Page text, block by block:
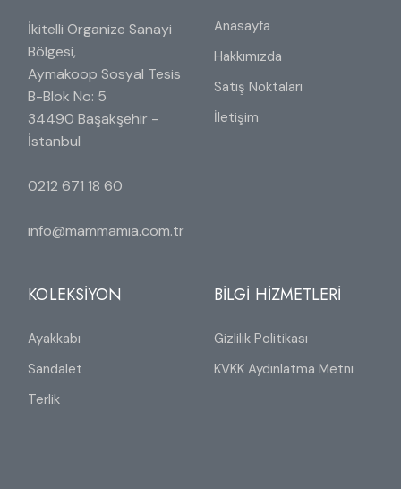
İkitelli Organize Sanayi
Bölgesi,
Aymakoop Sosyal Tesis
B-Blok No: 5
34490 Başakşehir -
İstanbul
0212 671 18 60
info@mammamia.com.tr
Anasayfa
Hakkımızda
Satış Noktaları
İletişim
KOLEKSİYON
Ayakkabı
Sandalet
Terlik
BİLGİ HİZMETLERİ
Gizlilik Politikası
KVKK Aydınlatma Metni